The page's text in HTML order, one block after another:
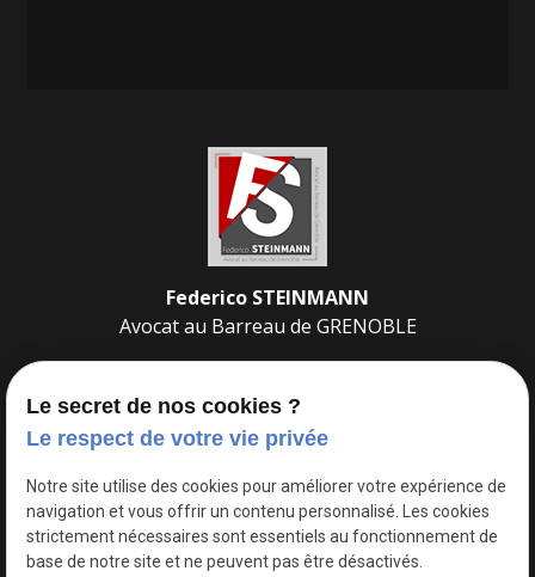
Federico STEINMANN
Avocat au Barreau de GRENOBLE
place
22 Av. Doyen Louis Weil
38000GRENOBLE
Le secret de nos cookies ?
Le respect de votre vie privée
Notre site utilise des cookies pour améliorer votre expérience de
navigation et vous offrir un contenu personnalisé. Les cookies
strictement nécessaires sont essentiels au fonctionnement de
base de notre site et ne peuvent pas être désactivés.